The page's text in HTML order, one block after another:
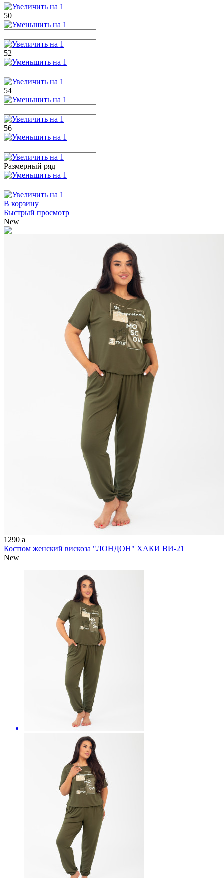
50
52
54
56
Размерный ряд
В корзину
Быстрый просмотр
New
1290 a
Костюм женский вискоза "ЛОНДОН" ХАКИ ВИ-21
New